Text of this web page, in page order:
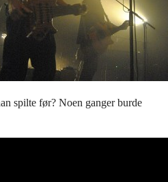
spilte før? Noen ganger burde